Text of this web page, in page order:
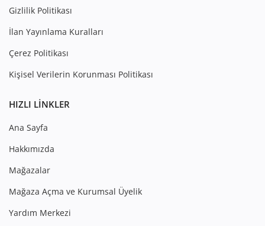
Gizlilik Politikası
İlan Yayınlama Kuralları
Çerez Politikası
Kişisel Verilerin Korunması Politikası
HIZLI LINKLER
Ana Sayfa
Hakkımızda
Mağazalar
Mağaza Açma ve Kurumsal Üyelik
Yardım Merkezi